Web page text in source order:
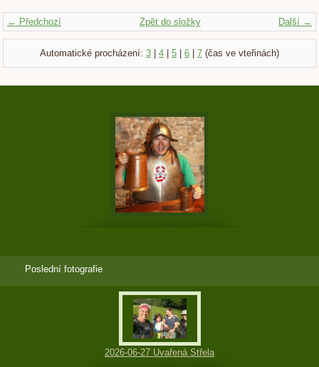
← Předchozí Další →
Zpět do složky
Automatické procházení: 3 | 4 | 5 | 6 | 7 (čas ve vteřinách)
Poslední fotografie
2026-06-27 Uvařená Střela